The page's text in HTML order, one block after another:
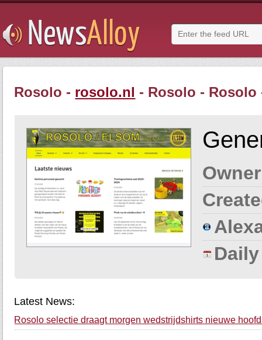
Rosolo - rosolo.nl - Rosolo -
Latest News:
Rosolo selectie draagt morgen wedstrijdshirts nieuwe